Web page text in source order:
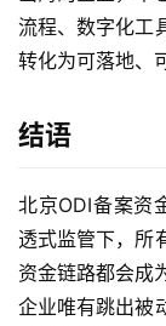
流程、数字化工
转化为可落地、
结语
北京ODI备案资
透式监管下，所
资金链路都会成
企业唯有跳出被